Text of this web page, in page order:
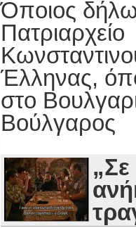
Όποιος
Πατριαρχείο
Έλληνας,
στο
Βούλγαρος